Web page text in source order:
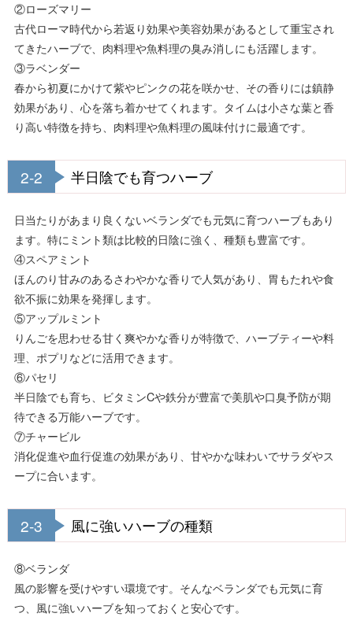
②ローズマリー
古代ローマ時代から若返り効果や美容効果があるとして重宝され
てきたハーブで、肉料理や魚料理の臭み消しにも活躍します。
③ラベンダー
春から初夏にかけて紫やピンクの花を咲かせ、その香りには鎮静
効果があり、心を落ち着かせてくれます。タイムは小さな葉と香
り高い特徴を持ち、肉料理や魚料理の風味付けに最適です。
2-2 半日陰でも育つハーブ
日当たりがあまり良くないベランダでも元気に育つハーブもあり
ます。特にミント類は比較的日陰に強く、種類も豊富です。
④スペアミント
ほんのり甘みのあるさわやかな香りで人気があり、胃もたれや食
欲不振に効果を発揮します。
⑤アップルミント
りんごを思わせる甘く爽やかな香りが特徴で、ハーブティーや料
理、ポプリなどに活用できます。
⑥パセリ
半日陰でも育ち、ビタミンCや鉄分が豊富で美肌や口臭予防が期
待できる万能ハーブです。
⑦チャービル
消化促進や血行促進の効果があり、甘やかな味わいでサラダやス
ープに合います。
2-3 風に強いハーブの種類
⑧ベランダ
風の影響を受けやすい環境です。そんなベランダでも元気に育
つ、風に強いハーブを知っておくと安心です。